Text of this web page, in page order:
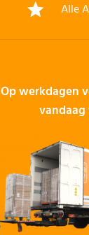
Alle
Op werkdagen